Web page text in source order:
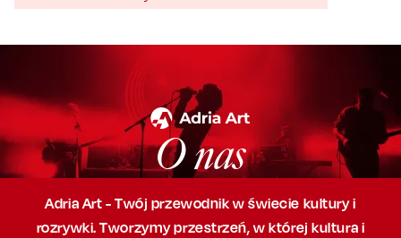
O nas
Adria Art - Twój przewodnik w świecie kultury i
rozrywki. Tworzymy przestrzeń,w której kultura i